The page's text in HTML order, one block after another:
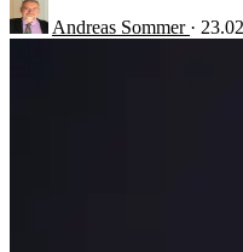
Andreas Sommer ·